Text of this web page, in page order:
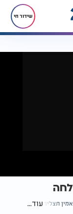
שידור חי
תצליח עוד...